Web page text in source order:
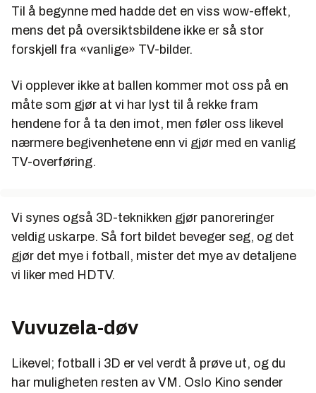
Til å begynne med hadde det en viss wow-effekt,
mens det på oversiktsbildene ikke er så stor
forskjell fra «vanlige» TV-bilder.
Vi opplever ikke at ballen kommer mot oss på en
måte som gjør at vi har lyst til å rekke fram
hendene for å ta den imot, men føler oss likevel
nærmere begivenhetene enn vi gjør med en vanlig
TV-overføring.
Vi synes også 3D-teknikken gjør panoreringer
veldig uskarpe. Så fort bildet beveger seg, og det
gjør det mye i fotball, mister det mye av detaljene
vi liker med HDTV.
Vuvuzela-døv
Likevel; fotball i 3D er vel verdt å prøve ut, og du
har muligheten resten av VM. Oslo Kino sender